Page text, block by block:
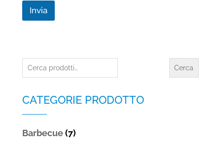
Invia
Cerca: Cerca
CATEGORIE PRODOTTO
Barbecue (7)